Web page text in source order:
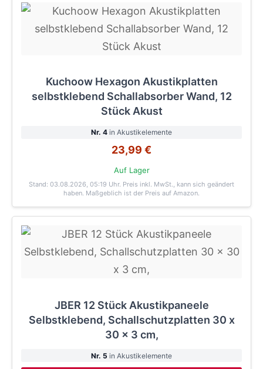
Kuchoow Hexagon Akustikplatten
selbstklebend Schallabsorber Wand, 12
Stück Akust
Nr. 4 in Akustikelemente
23,99 €
Auf Lager
Stand: 03.08.2026, 05:19 Uhr. Preis inkl. MwSt., kann sich geändert
haben. Maßgeblich ist der Preis auf Amazon.
JBER 12 Stück Akustikpaneele
Selbstklebend, Schallschutzplatten 30 x
30 x 3 cm,
Nr. 5 in Akustikelemente